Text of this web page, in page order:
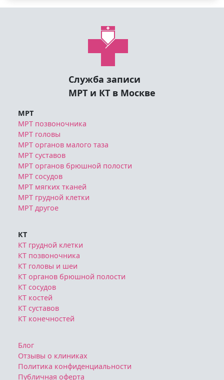
Служба записи
МРТ и КТ в Москве
МРТ
МРТ позвоночника
МРТ головы
МРТ органов малого таза
МРТ суставов
МРТ органов брюшной полости
МРТ сосудов
МРТ мягких тканей
МРТ грудной клетки
МРТ другое
КТ
КТ грудной клетки
КТ позвоночника
КТ головы и шеи
КТ органов брюшной полости
КТ сосудов
КТ костей
КТ суставов
КТ конечностей
Блог
Отзывы о клиниках
Политика конфиденциальности
Публичная оферта